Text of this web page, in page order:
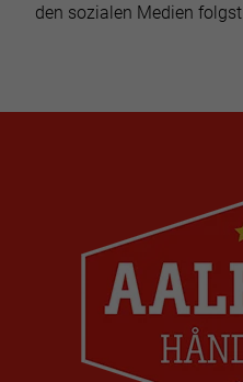
den sozialen Medien folgst.